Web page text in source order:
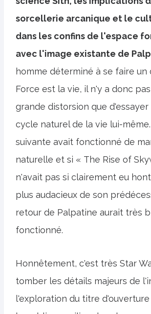
sorcellerie arcanique et le
dans les confins de l'espace
avec l'image existante de
homme déterminé à se faire un
Force est la vie, il n'y a donc
grande distorsion que
cycle naturel de la vie lui-
suivante avait fonctionné de
naturelle et si « The Rise of
n'avait pas si clairement eu
plus audacieux de son
retour de Palpatine aurait très
fonctionné.
Honnêtement, c'est très Star
tomber les détails majeurs de
l'exploration du titre